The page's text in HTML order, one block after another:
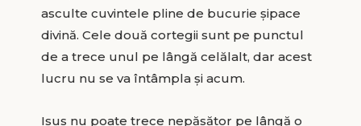
asculte cuvintele pline de bucurie șipace
divină. Cele două cortegii sunt pe punctul
de a trece unul pe lângă celălalt, dar acest
lucru nu se va întâmpla și acum.
Isus nu poate trece nepăsător pe lângă o